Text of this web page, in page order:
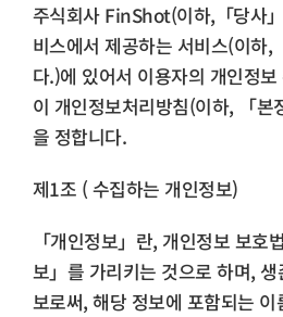
블로그
한국어
주식회사 FinShot(이하,「당사
비스에서 제공하는 서비스(이하,
다.)에 있어서 이용자의 개인정
이 개인정보처리방침(이하, 「본
을 정합니다.
제1조 ( 수집하는 개인정보)
「개인정보」란, 개인정보 보호
보」를 가리키는 것으로 하며,
보로써, 해당 정보에 포함되는